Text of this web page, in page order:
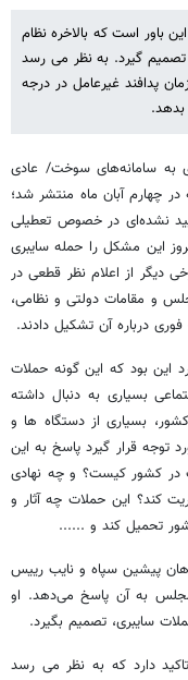
باور است که بالاخره نظام
تصمیم گیرد. به نظر می رسد
پدافند غیرعامل در درجه
بدهد.
به سامانه‌های سوخت/ عادی
چهارم آبان ماه منتشر شد؛
نشده‌ای در خصوص تعطیلی
این مشکل را حمله سایبری
دیگر از اعلام نظر قطعی در
و مقامات دولتی و نظامی،
درباره آن تشکیل دادند.
این بود که این گونه حملات
بسیاری به دنبال داشته
بسیاری از دستگاه ها و
توجه قرار گیرد پاسخ به این
کشور کیست؟ و چه نهادی
کند؟ این حملات چه آثار و
تحمیل کند و ......
پیشین سپاه و نایب رییس
به آن پاسخ می‌دهد. او
سایبری، تصمیم بگیرد.
دارد که به نظر می رسد